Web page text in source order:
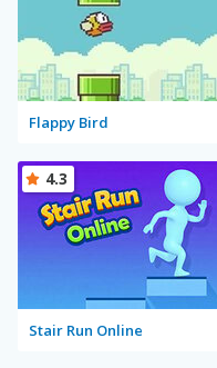
Flappy Bird
Stair Run Online
4.3